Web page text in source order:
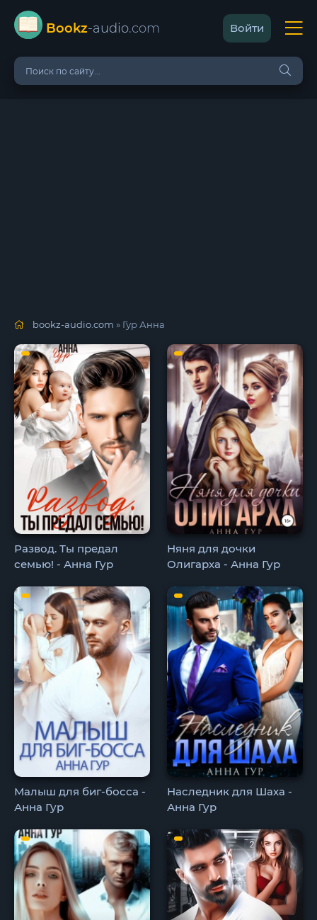
Bookz-audio.com Войти
bookz-audio.com » Гур Анна
Развод. Ты предал
семью! - Анна Гур
Няня для дочки
Олигарха - Анна Гур
Малыш для биг-босса -
Анна Гур
Наследник для Шаха -
Анна Гур